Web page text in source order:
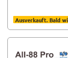
Ausverkauft. Bald